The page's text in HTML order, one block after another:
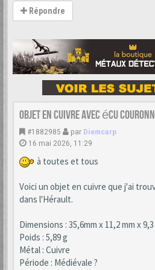
Répondre
Objet en cuivre avec écu
#1882985 par Diemcarp
16 mai 2026, 11:29
à toutes et tous
Voici un objet en cuivre que j'ai
dans l'Hérault.
Dimensions : 35,6mm x 11,2 mm x
Poids : 5,89 g
Métal : Cuivre
Période : Médiévale ?